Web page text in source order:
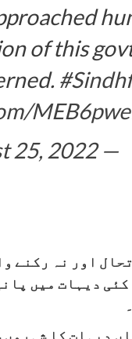
of this
— Mir (Imam B.) (@ImamBuxIB)
25, 2022
اور نہ رکنے
دیہات میں
دیہات کا